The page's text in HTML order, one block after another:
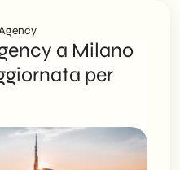
a Milano
per